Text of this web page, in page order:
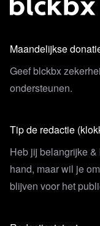
Maandelijkse
Geef blckbx
ondersteunen.
Tip de redactie
Heb jij belangrijke
hand, maar wil je
blijven voor het